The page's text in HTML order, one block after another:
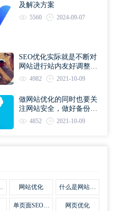
及解决方案
5560 2024-09-07
SEO优化实际就是不断对
网站进行站内友好调整直
到符合优化规则
4982 2021-10-09
做网站优化的同时也要关
注网站安全，做好备份工
作 4852 2021-10-09
网站优化
什么是网站优
单页面SEO网
网页优化